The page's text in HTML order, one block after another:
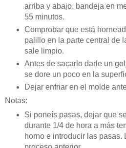
arriba y abajo, bandeja en
55 minutos.
Comprobar que está
palillo en la parte central de
sale limpio.
Antes de sacarlo darle un
se dore un poco en la
Dejar enfriar en el molde
Notas:
Si poneís pasas, dejar que
durante 1/4 de hora a más
horno e introducir las pasas.